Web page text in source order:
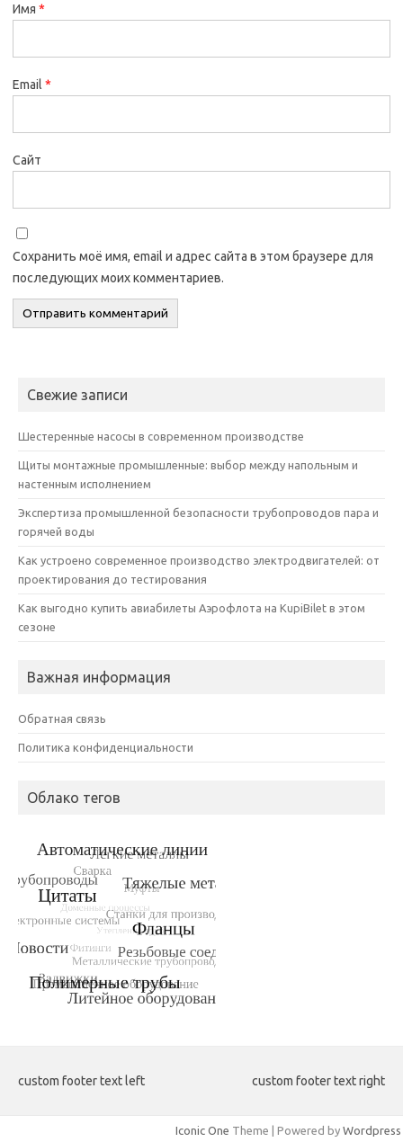
Имя *
Email *
Сайт
Сохранить моё имя, email и адрес сайта в этом браузере для
последующих моих комментариев.
Свежие записи
Шестеренные насосы в современном производстве
Щиты монтажные промышленные: выбор между напольным и
настенным исполнением
Экспертиза промышленной безопасности трубопроводов пара и
горячей воды
Как устроено современное производство электродвигателей: от
проектирования до тестирования
Как выгодно купить авиабилеты Аэрофлота на KupiBilet в этом
сезоне
Важная информация
Обратная связь
Политика конфиденциальности
Облако тегов
custom footer text left custom footer text right
Iconic One Theme | Powered by Wordpress